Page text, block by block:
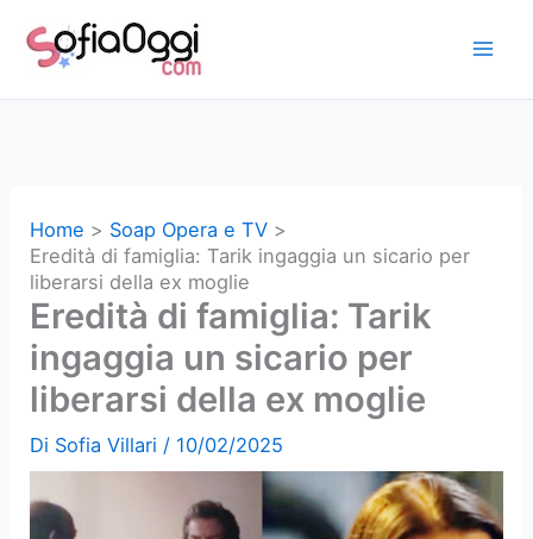
Home
Soap Opera e TV
Eredità di famiglia: Tarik ingaggia un sicario per
liberarsi della ex moglie
Eredità di famiglia: Tarik
ingaggia un sicario per
liberarsi della ex moglie
Di Sofia Villari / 10/02/2025